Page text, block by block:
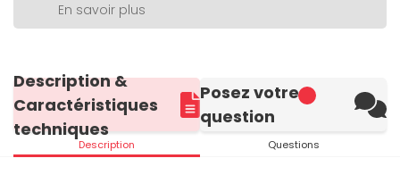
En savoir plus
Description &
Caractéristiques
techniques
Description
Posez votre
question
Questions